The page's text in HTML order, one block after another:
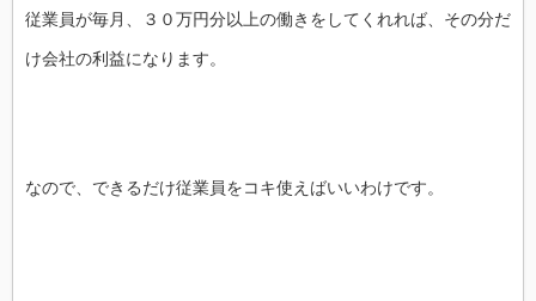
従業員が毎月、３０万円分以上の働きをしてくれれば、その分だ
け会社の利益になります。
なので、できるだけ従業員をコキ使えばいいわけです。